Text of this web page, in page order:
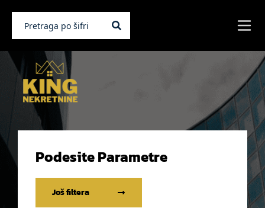
Podesite Parametre
Još filtera